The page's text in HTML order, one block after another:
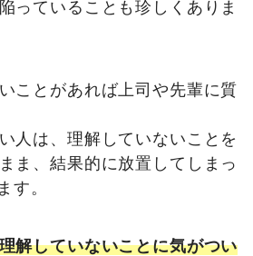
っていることも珍しくありま
ことがあれば上司や先輩に質
人は、理解していないことを
ま、結果的に放置してしまっ
す。
解していないことに気がつい